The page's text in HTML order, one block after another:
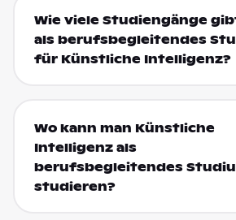
Wie viele Studiengänge
als berufsbegleitendes
für Künstliche Intelligenz?
Wo kann man Künstliche
Intelligenz als
berufsbegleitendes
studieren?